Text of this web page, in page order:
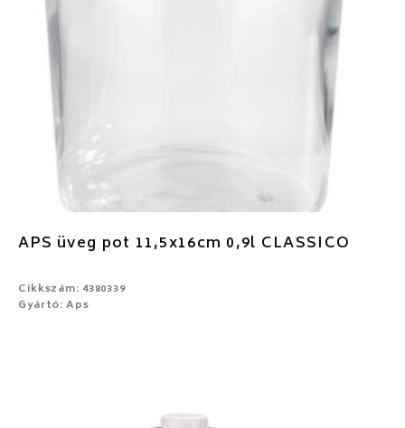
APS üveg pot 11,5x16cm 0,9l CLASSICO
Cikkszám: 4380339
Gyártó: Aps